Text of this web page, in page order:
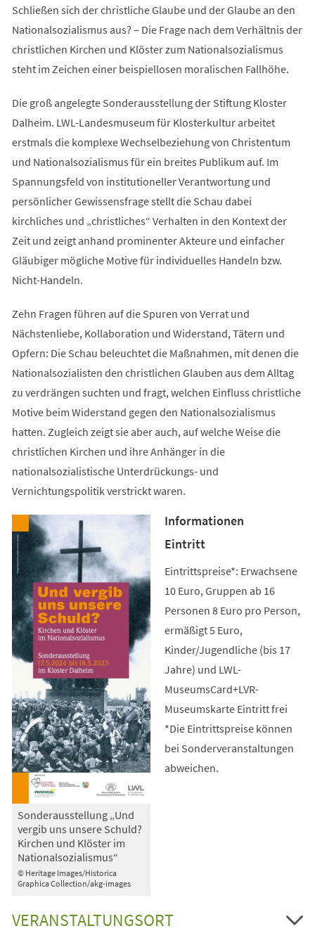
Schließen sich der christliche Glaube und der Glaube an den
Nationalsozialismus aus? – Die Frage nach dem Verhältnis der
christlichen Kirchen und Klöster zum Nationalsozialismus
steht im Zeichen einer beispiellosen moralischen Fallhöhe.
Die groß angelegte Sonderausstellung der Stiftung Kloster
Dalheim. LWL-Landesmuseum für Klosterkultur arbeitet
erstmals die komplexe Wechselbeziehung von Christentum
und Nationalsozialismus für ein breites Publikum auf. Im
Spannungsfeld von institutioneller Verantwortung und
persönlicher Gewissensfrage stellt die Schau dabei
kirchliches und „christliches“ Verhalten in den Kontext der
Zeit und zeigt anhand prominenter Akteure und einfacher
Gläubiger mögliche Motive für individuelles Handeln bzw.
Nicht-Handeln.
Zehn Fragen führen auf die Spuren von Verrat und
Nächstenliebe, Kollaboration und Widerstand, Tätern und
Opfern: Die Schau beleuchtet die Maßnahmen, mit denen die
Nationalsozialisten den christlichen Glauben aus dem Alltag
zu verdrängen suchten und fragt, welchen Einfluss christliche
Motive beim Widerstand gegen den Nationalsozialismus
hatten. Zugleich zeigt sie aber auch, auf welche Weise die
christlichen Kirchen und ihre Anhänger in die
nationalsozialistische Unterdrückungs- und
Vernichtungspolitik verstrickt waren.
© Heritage Images/Historica
Graphica Collection/akg-images
Sonderausstellung „Und
vergib uns unsere Schuld?
Kirchen und Klöster im
Nationalsozialismus“
Informationen
Eintritt
Eintrittspreise*: Erwachsene
10 Euro, Gruppen ab 16
Personen 8 Euro pro Person,
ermäßigt 5 Euro,
Kinder/Jugendliche (bis 17
Jahre) und LWL-
MuseumsCard+LVR-
Museumskarte Eintritt frei
*Die Eintrittspreise können
bei Sonderveranstaltungen
abweichen.
VERANSTALTUNGSORT